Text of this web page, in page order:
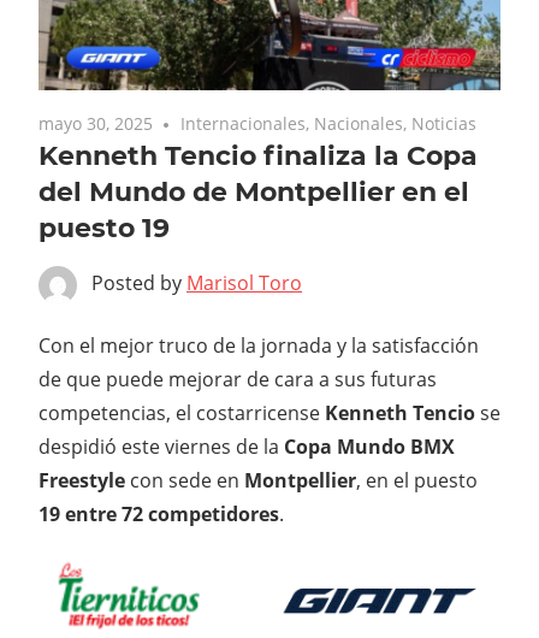
mayo 30, 2025 Internacionales, Nacionales, Noticias
Kenneth Tencio finaliza la Copa
del Mundo de Montpellier en el
puesto 19
Posted by Marisol Toro
Con el mejor truco de la jornada y la satisfacción
de que puede mejorar de cara a sus futuras
competencias, el costarricense Kenneth Tenciose
despidió este viernes de la Copa Mundo BMX
Freestyle con sede en Montpellier, en el puesto
19 entre 72 competidores.